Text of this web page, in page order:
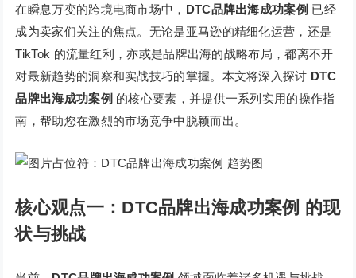
在瞬息万变的跨境电商市场中， DTC品牌出海成功案例 已经
成为卖家们关注的焦点。无论是亚马逊的精细化运营，还是
TikTok 的流量红利，亦或是品牌出海的战略布局，都离不开
对最新趋势的洞察和实战技巧的掌握。本文将深入探讨 DTC
品牌出海成功案例 的核心要素，并提供一系列实用的操作指
南，帮助您在激烈的市场竞争中脱颖而出。
核心观点一：DTC品牌出海成功案例 的现
状与挑战